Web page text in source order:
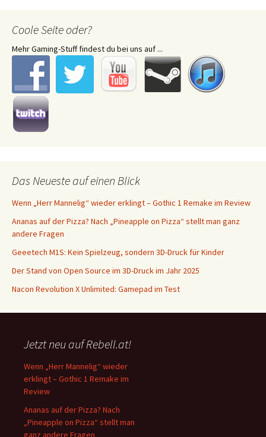
Coole Seite oder?
Mehr Gaming-Stuff findest du bei uns auf ...
Das Neueste auf einen Blick
Wenn „Herr Mannelig“ wieder erklingt – Gothic 1 Remake im Review
Ananas auf der Pizza? Nach „Pineapple on Pizza“ stellt man ganz
andere Fragen
Geeetech M1S: Kein Spielzeug, sondern 3D-Druck für Kinder
Der Stand von Open Source im 3D-Druck im Jahr 2025
Nacon Revolution X Unlimited: Gamepad im Test
Jetzt neu auf Rebell.at!
Wenn „Herr Mannelig“ wieder
erklingt – Gothic 1 Remake im
Review
Ananas auf der Pizza? Nach
„Pineapple on Pizza“ stellt man
ganz andere Fragen